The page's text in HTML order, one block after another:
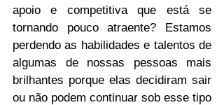
apoio e competitiva que está se
tornando pouco atraente? Estamos
perdendo as habilidades e talentos de
algumas de nossas pessoas mais
brilhantes porque elas decidiram sair
ou não podem continuar sob esse tipo